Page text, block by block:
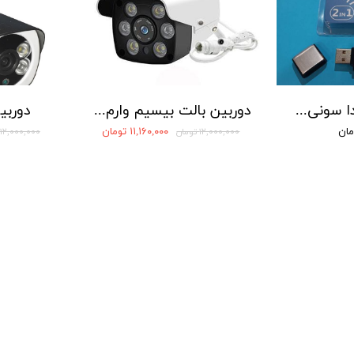
۱۲,۰۰۰,۰۰۰ تومان
دوربین بالت بیسیم وارم لایت دار
۱۲,۰۰۰,۰۰۰ تومان ۱۱,۱۶۰,۰۰۰ تومان
دستگاه ضبط صدا سونی مدل SONY 5560 - حافظه 16 گیگابایت